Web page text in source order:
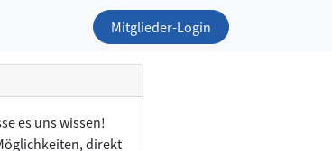
Mitglieder-Login
es uns wissen!
direkt